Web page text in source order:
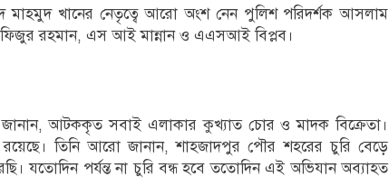
মাহমুদ খানের নেতৃত্বে আরো অংশ নেন পুলিশ পরিদর্শক আসলাম
রহমান, এস আই মান্নান ও এএসআই বিপ্লব।
জানান, আটককৃত সবাই এলাকার কুখ্যাত চোর ও মাদক বিক্রেতা।
তিনি আরো জানান, শাহজাদপুর পৌর শহরের চুরি বেড়ে
যতোদিন পর্যন্ত না চুরি বন্ধ হবে ততোদিন এই অভিযান অব্যাহত